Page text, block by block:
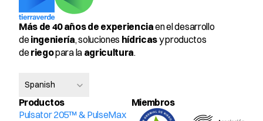
Más de 40 años de experiencia en el desarrollo
de ingeniería, soluciones hídricas y productos
de riego para la agricultura.
Spanish
Productos
Pulsator 205™ & PulseMax
Miembros